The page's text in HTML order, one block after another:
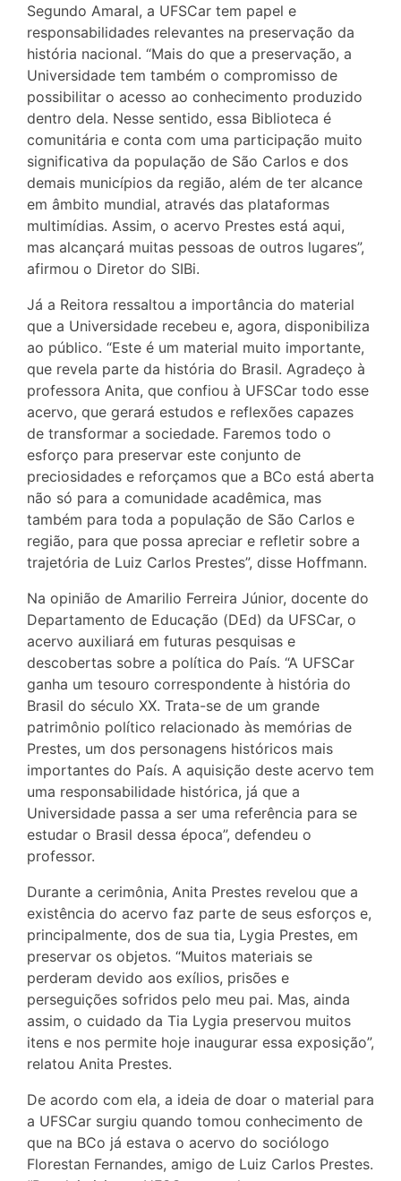
Segundo Amaral, a UFSCar tem papel e
responsabilidades relevantes na preservação da
história nacional. “Mais do que a preservação, a
Universidade tem também o compromisso de
possibilitar o acesso ao conhecimento produzido
dentro dela. Nesse sentido, essa Biblioteca é
comunitária e conta com uma participação muito
significativa da população de São Carlos e dos
demais municípios da região, além de ter alcance
em âmbito mundial, através das plataformas
multimídias. Assim, o acervo Prestes está aqui,
mas alcançará muitas pessoas de outros lugares”,
afirmou o Diretor do SIBi.
Já a Reitora ressaltou a importância do material
que a Universidade recebeu e, agora, disponibiliza
ao público. “Este é um material muito importante,
que revela parte da história do Brasil. Agradeço à
professora Anita, que confiou à UFSCar todo esse
acervo, que gerará estudos e reflexões capazes
de transformar a sociedade. Faremos todo o
esforço para preservar este conjunto de
preciosidades e reforçamos que a BCo está aberta
não só para a comunidade acadêmica, mas
também para toda a população de São Carlos e
região, para que possa apreciar e refletir sobre a
trajetória de Luiz Carlos Prestes”, disse Hoffmann.
Na opinião de Amarilio Ferreira Júnior, docente do
Departamento de Educação (DEd) da UFSCar, o
acervo auxiliará em futuras pesquisas e
descobertas sobre a política do País. “A UFSCar
ganha um tesouro correspondente à história do
Brasil do século XX. Trata-se de um grande
patrimônio político relacionado às memórias de
Prestes, um dos personagens históricos mais
importantes do País. A aquisição deste acervo tem
uma responsabilidade histórica, já que a
Universidade passa a ser uma referência para se
estudar o Brasil dessa época”, defendeu o
professor.
Durante a cerimônia, Anita Prestes revelou que a
existência do acervo faz parte de seus esforços e,
principalmente, dos de sua tia, Lygia Prestes, em
preservar os objetos. “Muitos materiais se
perderam devido aos exílios, prisões e
perseguições sofridos pelo meu pai. Mas, ainda
assim, o cuidado da Tia Lygia preservou muitos
itens e nos permite hoje inaugurar essa exposição”,
relatou Anita Prestes.
De acordo com ela, a ideia de doar o material para
a UFSCar surgiu quando tomou conhecimento de
que na BCo já estava o acervo do sociólogo
Florestan Fernandes, amigo de Luiz Carlos Prestes.